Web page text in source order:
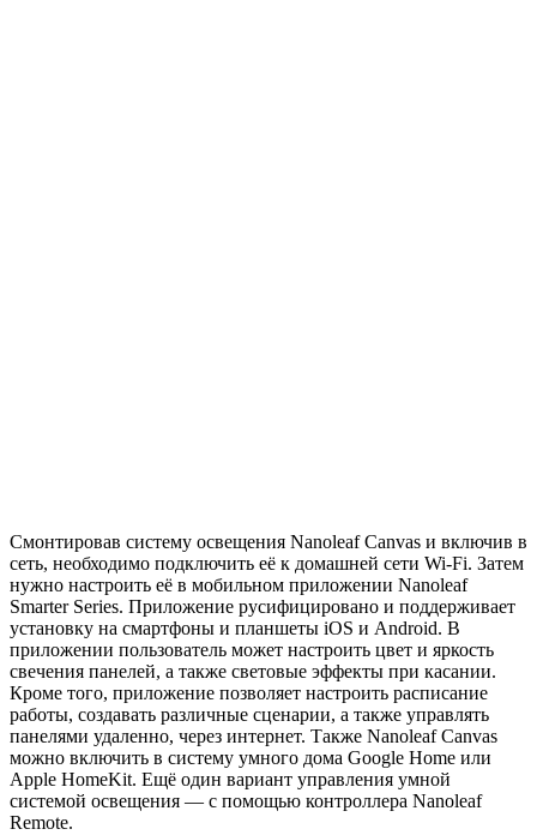
Смонтировав систему освещения Nanoleaf Canvas и включив в
сеть, необходимо подключить её к домашней сети Wi-Fi. Затем
нужно настроить её в мобильном приложении Nanoleaf
Smarter Series. Приложение русифицировано и поддерживает
установку на смартфоны и планшеты iOS и Android. В
приложении пользователь может настроить цвет и яркость
свечения панелей, а также световые эффекты при касании.
Кроме того, приложение позволяет настроить расписание
работы, создавать различные сценарии, а также управлять
панелями удаленно, через интернет. Также Nanoleaf Canvas
можно включить в систему умного дома Google Home или
Apple HomeKit. Ещё один вариант управления умной
системой освещения ― с помощью контроллера Nanoleaf
Remote.